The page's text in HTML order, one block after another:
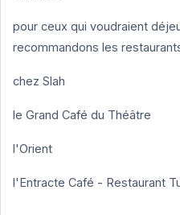
pour ceux qui voudraient
recommandons les
chez Slah
le Grand Café du Théâtre
l'Orient
l'Entracte Café - Restaurant